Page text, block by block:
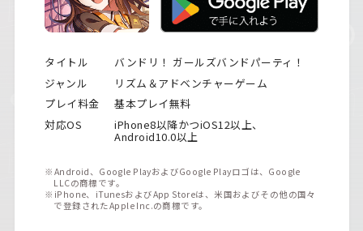
タイトル
バンドリ！ ガールズバンドパーティ！
ジャンル
リズム＆アドベンチャーゲーム
プレイ料金
基本プレイ無料
対応OS
iPhone8以降かつiOS12以上、
Android10.0以上
※Android、Google PlayおよびGoogle Playロゴは、Google
LLCの商標です。
※iPhone、iTunesおよびApp Storeは、米国およびその他の国々
で登録されたApple Inc.の商標です。